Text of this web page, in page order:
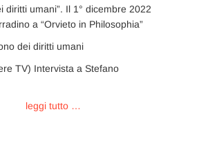
diritti umani”. Il 1° dicembre 2022
a “Orvieto in Philosophia”
dei diritti umani
TV) Intervista a Stefano
leggi tutto …